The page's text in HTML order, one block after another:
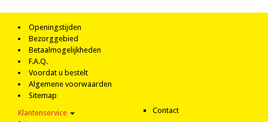
Openingstijden
Bezorggebied
Betaalmogelijkheden
F.A.Q.
Voordat u bestelt
Algemene voorwaarden
Sitemap
Klantenservice
Contact